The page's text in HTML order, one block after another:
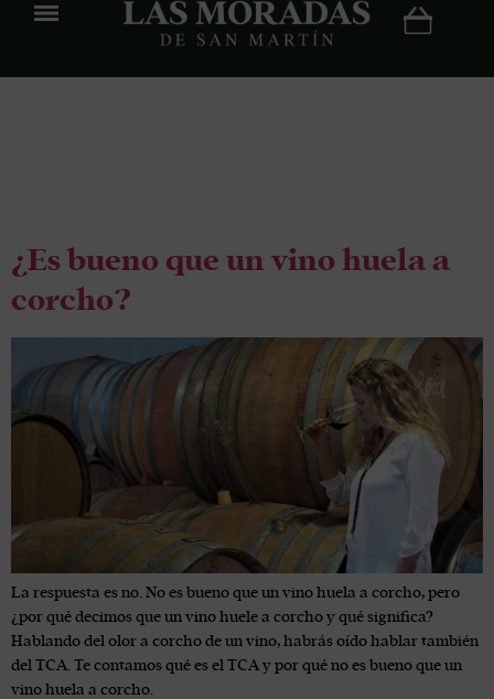
¿Es bueno que un vino huela a
corcho?
La respuesta es no. No es bueno que un vino huela a corcho, pero
¿por qué decimos que un vino huele a corcho y qué significa?
Hablando del olor a corcho de un vino, habrás oído hablar también
del TCA. Te contamos qué es el TCA y por qué no es bueno que un
vino huela a corcho.